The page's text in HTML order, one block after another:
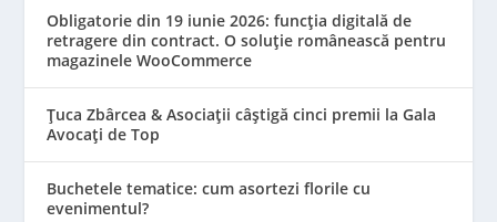
Obligatorie din 19 iunie 2026: funcția digitală de
retragere din contract. O soluție românească pentru
magazinele WooCommerce
Țuca Zbârcea & Asociații câștigă cinci premii la Gala
Avocați de Top
Buchetele tematice: cum asortezi florile cu
evenimentul?